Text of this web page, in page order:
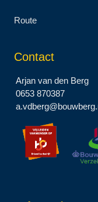
Route
Contact
Arjan van den Berg
0653 870387